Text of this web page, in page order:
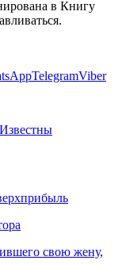
в Книгу
TelegramViber
свою жену,